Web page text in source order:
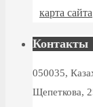
карта сайта
Контакты
050035,
Щепеткова,